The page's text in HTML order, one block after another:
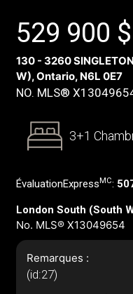
529 900 $
130 - 3260
W), Ontario, N6L 0E7
NO. MLS®
3+1
ÉvaluationExpress MC:
London South (South
No. MLS® X13049654
Remarques :
(id:27)